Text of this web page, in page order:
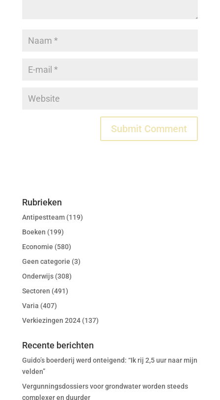
Rubrieken
Antipestteam(119)
Boeken (199)
Economie (580)
Geen categorie (3)
Onderwijs(308)
Sectoren (491)
Varia (407)
Verkiezingen 2024(137)
Recente berichten
Guido’s boerderij werd onteigend: “Ik rij 2,5 uur naar mijn
velden”
Vergunningsdossiers voor grondwater worden steeds
complexer en duurder